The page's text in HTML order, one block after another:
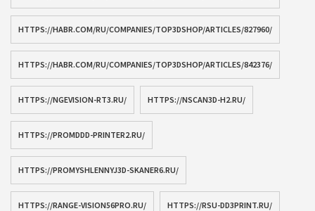
HTTPS://HABR.COM/RU/COMPANIES/TOP3DSHOP/ARTICLES/827960/
HTTPS://HABR.COM/RU/COMPANIES/TOP3DSHOP/ARTICLES/842376/
HTTPS://NGEVISION-RT3.RU/ HTTPS://NSCAN3D-H2.RU/
HTTPS://PROMDDD-PRINTER2.RU/
HTTPS://PROMYSHLENNYJ3D-SKANER6.RU/
HTTPS://RANGE-VISION56PRO.RU/ HTTPS://RSU-DD3PRINT.RU/